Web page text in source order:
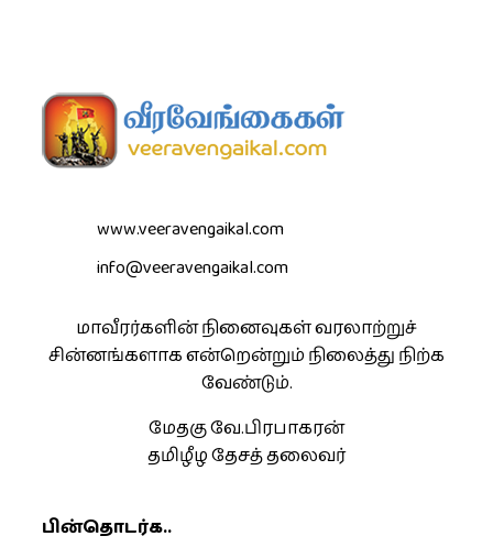
www.veeravengaikal.com
info@veeravengaikal.com
மாவீரர்களின் நினைவுகள் வரலாற்றுச்
சின்னங்களாக என்றென்றும் நிலைத்து நிற்க
வேண்டும்.
மேதகு வே.பிரபாகரன்
தமிழீழ தேசத் தலைவர்
பின்தொடர்க..